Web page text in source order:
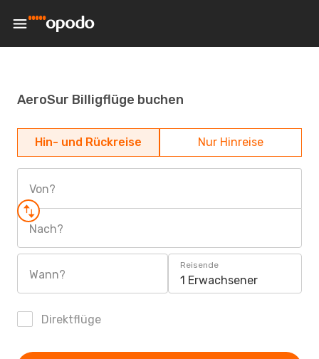
AeroSur Billigflüge buchen
Hin- und Rückreise Nur Hinreise
Von?
Nach?
Wann?
Reisende
1 Erwachsener
Direktflüge